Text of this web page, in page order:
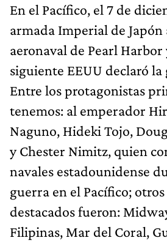
En el Pacífico, el 7 de
armada Imperial de Japón
aeronaval de Pearl Harbor
siguiente EEUU declaró la
Entre los protagonistas
tenemos: al emperador
Naguno, Hideki Tojo,
y Chester Nimitz, quien
navales estadounidense
guerra en el Pacífico;
destacados fueron:
Filipinas, Mar del Coral,